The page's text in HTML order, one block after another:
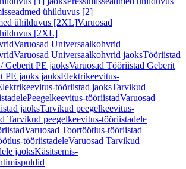
ühilduvus [2]
ühilduvus [2XL]Varuosad
[2XL]
Varuosad Universaalkohvrid
Varuosad Universaalkohvrid jaoksTööriistad
Geberit PE jaoksVaruosad Tööriistad Geberit
PE jaoks jaoksElektrikeevitus-
tööriistad jaoksTarvikud
Peegelkeevitus-tööriistadVaruosad
jaoksTarvikud peegelkeevitus-
Tarvikud peegelkeevitus-tööriistadele
Varuosad Toortöötlus-tööriistad
tööriistadeleVaruosad Tarvikud
jaoksKäsitsemis-